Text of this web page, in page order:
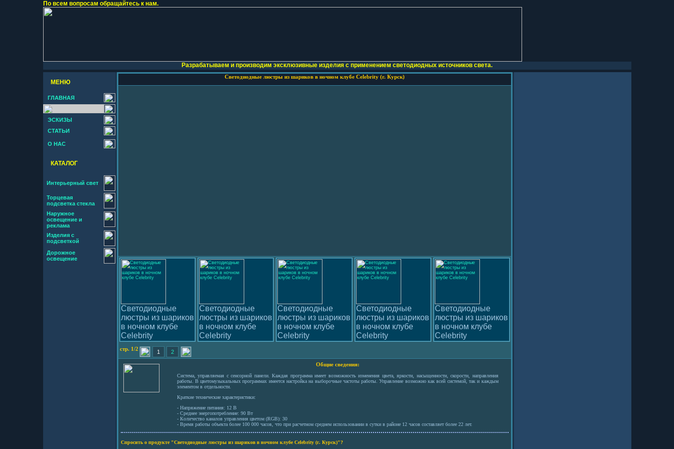
По всем вопросам обращайтесь к нам.
Разрабатываем и производим эксклюзивные изделия с применением светодиодных источников света.
МЕНЮ
ГЛАВНАЯ
ЭСКИЗЫ
СТАТЬИ
О НАС
КАТАЛОГ
Интерьерный свет
Торцевая
подсветка стекла
Наружное
освещение и
реклама
Изделия с
подсветкой
Дорожное
освещение
Светодиодные люстры из шариков в ночном клубе Celebrity (г. Курск)
Светодиодные
люстры из шариков
в ночном клубе
Celebrity
Светодиодные
люстры из шариков
в ночном клубе
Celebrity
Светодиодные
люстры из шариков
в ночном клубе
Celebrity
Светодиодные
люстры из шариков
в ночном клубе
Celebrity
Светодиодные
люстры из шариков
в ночном клубе
Celebrity
стр. 1/2 1 2
Общие сведения:
Система, управляемая с сенсорной панели. Каждая программа имеет возможность изменения цвета, яркости, насыщенности, скорости, направления
работы. В цветомузыкальных программах имеется настройка на выборочные частоты работы. Управление возможно как всей системой, так и каждым
элементом в отдельности.
Краткие технические характеристики:
- Напряжение питания: 12 В
- Среднее энергопотребление: 90 Вт
- Количество каналов управления цветом (RGB): 30
- Время работы объекта более 100 000 часов, что при расчетном среднем использовании в сутки в районе 12 часов составляет более 22 лет.
Спросить о продукте "Светодиодные люстры из шариков в ночном клубе Celebrity (г. Курск)"?